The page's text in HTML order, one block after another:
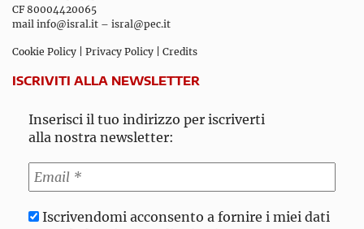
CF 80004420065
mail info@isral.it – isral@pec.it
Cookie Policy Privacy Policy Credits
ISCRIVITI ALLA NEWSLETTER
Inserisci il tuo indirizzo per iscriverti
alla nostra newsletter:
Iscrivendomi acconsento a fornire i miei dati